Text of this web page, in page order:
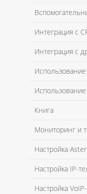
Я даю согласие на
в соответствии с
Я даю согласие на
в соответствии с
Интеграция с
Интеграция с
Использование
Книга
Мониторинг и
Настройка
Настройка IP-
Настройка